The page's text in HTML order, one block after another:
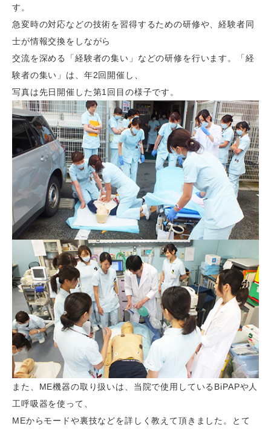
す。
急変時の対応などの技術を習得するための研修や、経験者同
士が情報交換をしながら
交流を深める「経験者の集い」などの研修を行います。「経
験者の集い」は、年2回開催し、
写真は先日開催した第1回目の様子です。
また、ME機器の取り扱いは、当院で使用しているBiPAPや人
工呼吸器を使って、
MEからモードや裏技などを詳しく教えて頂きました。とて